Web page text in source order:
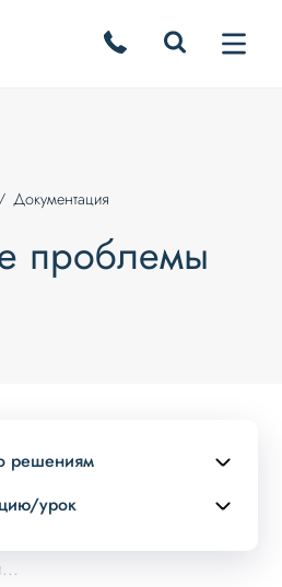
Документация
проблемы
решениям
урок